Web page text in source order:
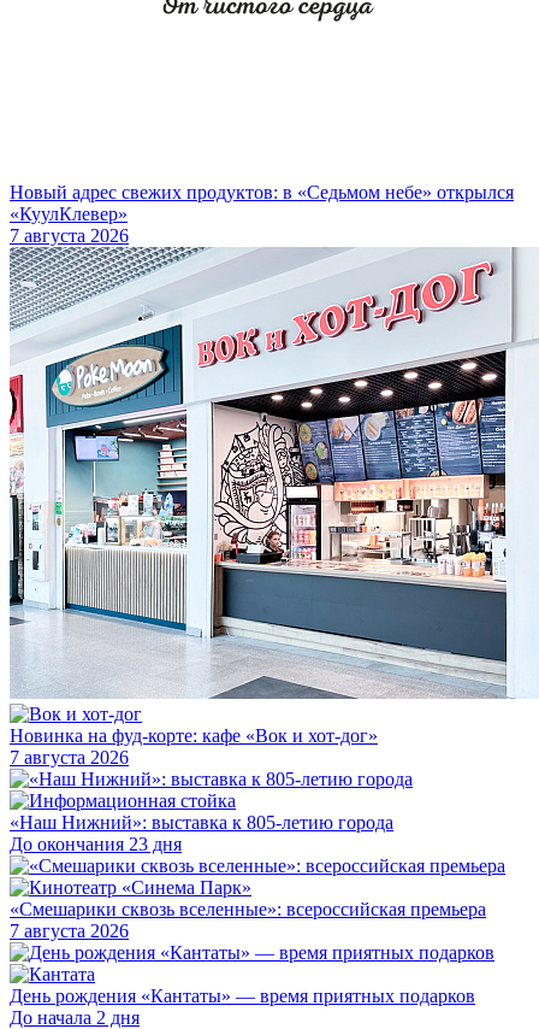
Новый адрес свежих продуктов: в «Седьмом небе» открылся
«КуулКлевер»
7 августа 2026
Новинка на фуд-корте: кафе «Вок и хот-дог»
7 августа 2026
«Наш Нижний»: выставка к 805-летию города
До окончания 23 дня
«Смешарики сквозь вселенные»: всероссийская премьера
7 августа 2026
День рождения «Кантаты» — время приятных подарков
До начала 2 дня